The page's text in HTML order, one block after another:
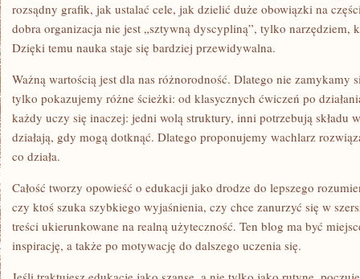
rozsądny grafik, jak ustalać cele, jak dzielić duże obowiązki na
dobra organizacja nie jest „sztywną dyscypliną”, tylko narzędziem,
Dzięki temu nauka staje się bardziej przewidywalna.
Ważną wartością jest dla nas różnorodność. Dlatego nie zamykamy
tylko pokazujemy różne ścieżki: od klasycznych ćwiczeń po
każdy uczy się inaczej: jedni wolą struktury, inni potrzebują składu
działają, gdy mogą dotknąć. Dlatego proponujemy wachlarz
co działa.
Całość tworzy opowieść o edukacji jako drodze do lepszego
czy ktoś szuka szybkiego wyjaśnienia, czy chce zanurzyć się w
treści ukierunkowane na realną użyteczność. Ten blog ma być
inspirację, a także po motywację do dalszego uczenia się.